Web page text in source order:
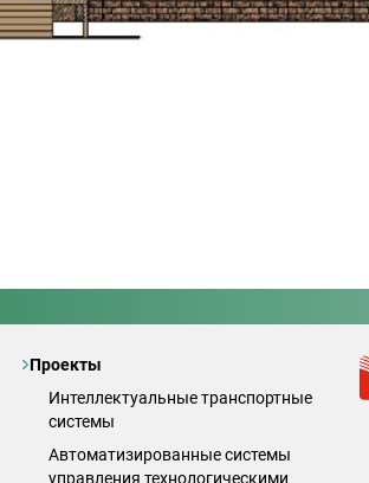
Проекты
Интеллектуальные транспортные
системы
Автоматизированные системы
управления технологическими